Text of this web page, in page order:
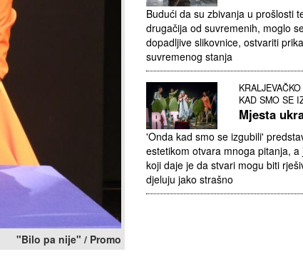
"Bilo pa nije" / Promo
Budući da su zbivanja u prošlosti
drugačija od suvremenih, moglo
dopadljive slikovnice, ostvariti
suvremenog stanja
KAD SMO SE
Mjesta
'Onda kad smo se izgubili'
estetikom otvara mnoga pitanja,
koji daje je da stvari mogu biti
djeluju jako strašno